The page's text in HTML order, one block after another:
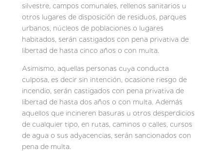
silvestre, campos comunales, rellenos sanitarios u
otros lugares de disposición de residuos, parques
urbanos, núcleos de poblaciones o lugares
habitados, serán castigados con pena privativa de
libertad de hasta cinco años o con multa.
Asimismo, aquellas personas cuya conducta
culposa, es decir sin intención, ocasione riesgo de
incendio, serán castigados con pena privativa de
libertad de hasta dos años o con multa. Además
aquellos que incineren basuras u otros desperdicios
de cualquier tipo, en rutas, caminos o calles, cursos
de agua o sus adyacencias, serán sancionados con
pena de multa.